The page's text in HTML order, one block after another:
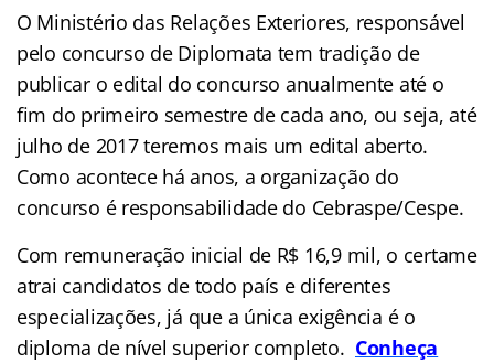
O Ministério das Relações Exteriores, responsável
pelo concurso de Diplomata tem tradição de
publicar o edital do concurso anualmente até o
fim do primeiro semestre de cada ano, ou seja, até
julho de 2017 teremos mais um edital aberto.
Como acontece há anos, a organização do
concurso é responsabilidade do Cebraspe/Cespe.
Com remuneração inicial de R$ 16,9 mil, o certame
atrai candidatos de todo país e diferentes
especializações, já que a única exigência é o
diploma de nível superior completo. Conheça